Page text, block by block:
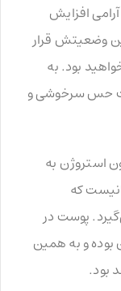
افزایش
وضعیتش قرار
بود. به
حس سرخوشی و
استروژن به
که
پوست در
بوده و به همین
بود.